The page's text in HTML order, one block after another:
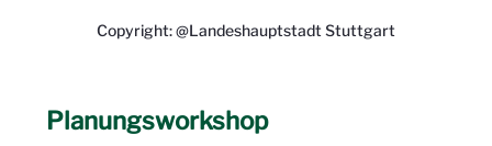
Copyright: @Landeshauptstadt Stuttgart
Planungsworkshop